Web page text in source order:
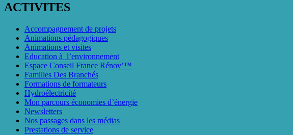
ACTIVITES
Accompagnement de projets
Animations pédagogiques
Animations et visites
Education à l’environnement
Espace Conseil France Rénov’™
Familles Des Branchés
Formations de formateurs
Hydroélectricité
Mon parcours économies d’énergie
Newsletters
Nos passages dans les médias
Prestations de service